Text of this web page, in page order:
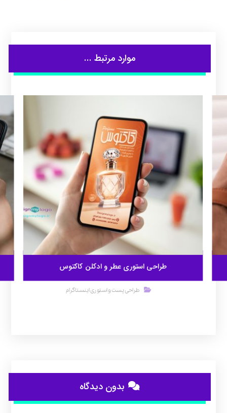
موارد مرتبط ...
طراحی استوری عطر و ادکلن کاکتوس
طراحی پست و استوری اینستاگرام
بدون دیدگاه